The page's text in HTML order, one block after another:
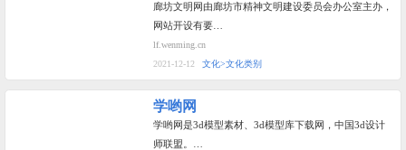
廊坊文明网由廊坊市精神文明建设委员会办公室主办，
网站开设有要…
lf.wenming.cn
2021-12-12
文化>文化类别
学哟网
学哟网是3d模型素材、3d模型库下载网，中国3d设计
师联盟。…